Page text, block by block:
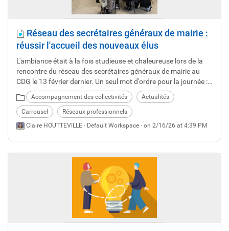
Réseau des secrétaires généraux de mairie :
réussir l'accueil des nouveaux élus
L'ambiance était à la fois studieuse et chaleureuse lors de la
rencontre du réseau des secrétaires généraux de mairie au
CDG le 13 février dernier. Un seul mot d'ordre pour la journée :
réussir l'accueil !
Accompagnement des collectivités Actualités
Carrousel
Réseaux professionnels
Claire HOUTTEVILLE · Default Workspace · on 2/16/26 at 4:39 PM